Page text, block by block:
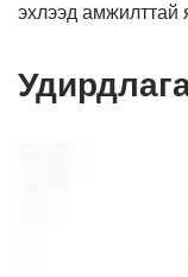
эхлээд амжилттай